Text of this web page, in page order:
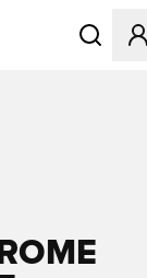
Åbner